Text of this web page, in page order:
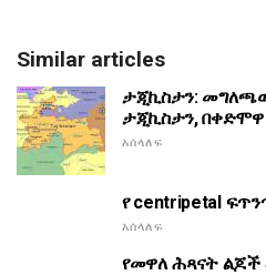
Similar articles
ታጂኪስታን:
ታጂኪስታን,
አሰላለፍ
የ centripetal
አሰላለፍ
የመዋለ ሕጻናት ልጆች